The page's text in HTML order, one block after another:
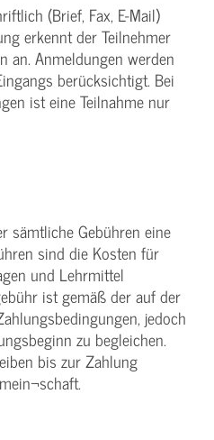
(Brief, Fax, E-Mail)
erkennt der Teilnehmer
an. Anmeldungen werden
berücksichtigt. Bei
ist eine Teilnahme nur
sämtliche Gebühren eine
sind die Kosten für
und Lehrmittel
ist gemäß der auf der
jedoch
zu begleichen.
bis zur Zahlung